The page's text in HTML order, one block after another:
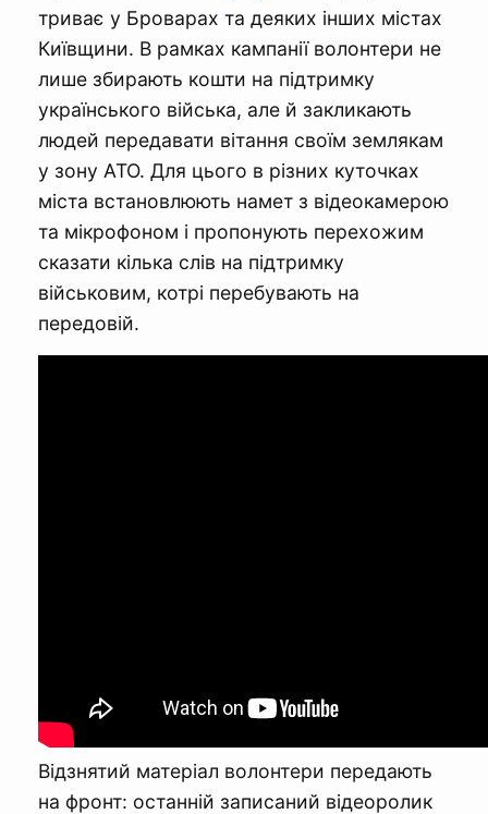
триває у Броварах та деяких інших містах
Київщини. В рамках кампанії волонтери не
лише збирають кошти на підтримку
українського війська, але й закликають
людей передавати вітання своїм землякам
у зону АТО. Для цього в різних куточках
міста встановлюють намет з відеокамерою
та мікрофоном і пропонують перехожим
сказати кілька слів на підтримку
військовим, котрі перебувають на
передовій.
Відзнятий матеріал волонтери передають
на фронт: останній записаний відеоролик